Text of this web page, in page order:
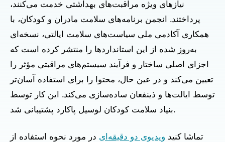
نیازهای ویژه مراقبت‌های بهداشتی خدمت می‌کنند،
پرداختند. انجمن برنامه‌های سلامت مادران و کودکان، با
همکاری آکادمی ملی سیاست‌های سلامت ایالتی، نسخه‌ای
به‌روز شده از این استانداردها را منتشر کرده است که
اجزای اصلی ساختار و فرآیند سیستم‌های مراقبتی مؤثر را
تعیین می‌کند و در عین حال، محتوا را برای استفاده آسان‌تر
توسط ایالت‌ها و ذینفعان ساده‌سازی می‌کند. این کار توسط
بنیاد سلامت کودکان لوسیل پاکارد پشتیبانی شد.
تماشا کنید ویدیوی دو دقیقه‌ای در مورد نحوه استفاده از